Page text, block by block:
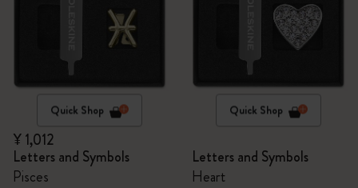
Quick Shop
¥ 1,012
Letters and Symbols
Pisces
Quick Shop
Letters and Symbols
Heart